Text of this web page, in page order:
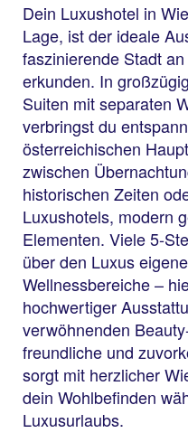
Dein Luxushotel in
Lage, ist der ideale
faszinierende Stadt
erkunden. In
Suiten mit separaten
verbringst du
österreichischen
zwischen
historischen Zeiten
Luxushotels, modern
Elementen. Viele 5-
über den Luxus
Wellnessbereiche –
hochwertiger
verwöhnenden
freundliche und
sorgt mit herzlicher
dein Wohlbefinden
Luxusurlaubs.